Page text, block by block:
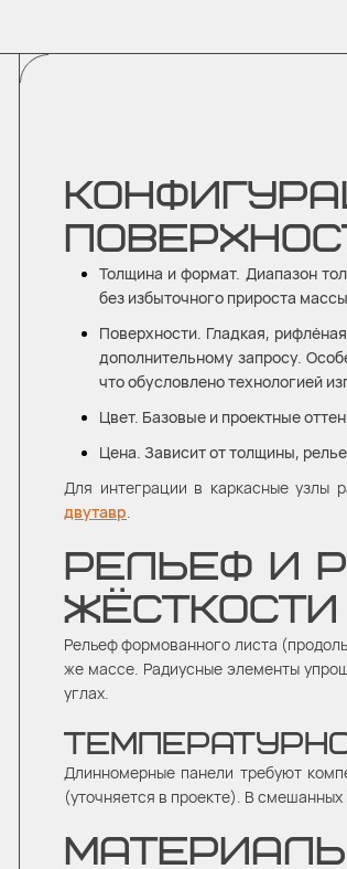
Толщина и формат. Диапазон
без избыточного прироста
Поверхности. Гладкая,
дополнительному запросу.
что обусловлено технологией
Цвет. Базовые и проектные
Цена. Зависит от толщины,
Для интеграции в каркасные узлы
двутавр.
РЕЛЬЕФ И
Рельеф формованного листа
же массе. Радиусные элементы
углах.
Длинномерные панели требуют
(уточняется в проекте). В